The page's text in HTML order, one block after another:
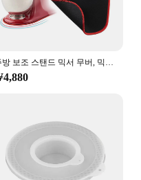
Performance**
is a
to handle a
ease. Its robust
longevity and
allows for easy
making it a breeze to
attachments.
speed control,
from whipping
to your culinary